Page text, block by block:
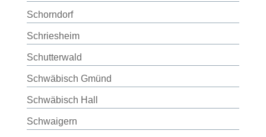
Schorndorf
Schriesheim
Schutterwald
Schwäbisch Gmünd
Schwäbisch Hall
Schwaigern